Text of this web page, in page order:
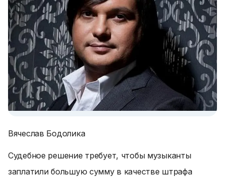
Вячеслав Бодолика
Судебное решение требует, чтобы музыканты
заплатили большую сумму в качестве штрафа